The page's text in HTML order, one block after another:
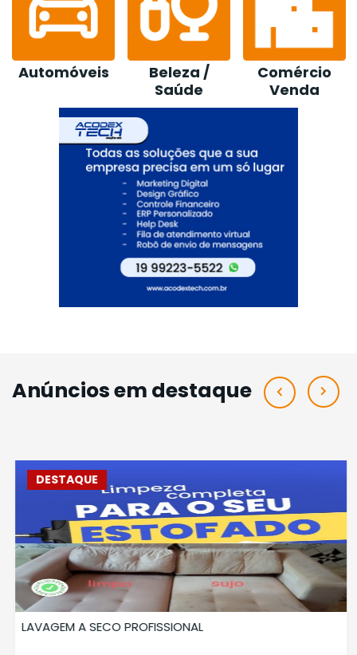
Beleza /
Comércio
Venda
Construção /
Loja
Anúncios em destaque
DESTAQUE
LAVAGEM A SECO DE ESTOFADOS